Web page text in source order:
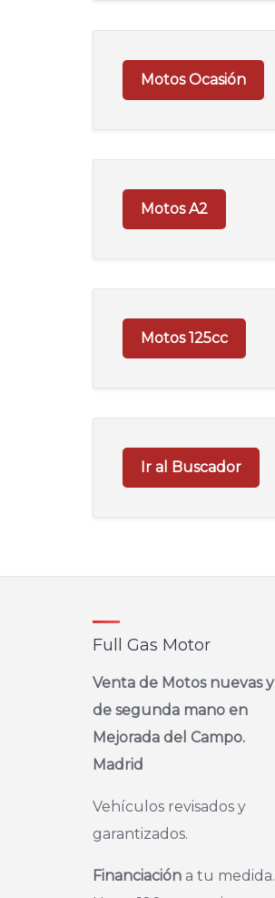
Motos Ocasión
Motos A2
Motos 125cc
Ir al Buscador
Full Gas Motor
Venta de Motos nuevas y
de segunda mano en
Mejorada del Campo.
Madrid
Vehículos revisados y
garantizados.
Financiación a tu medida.